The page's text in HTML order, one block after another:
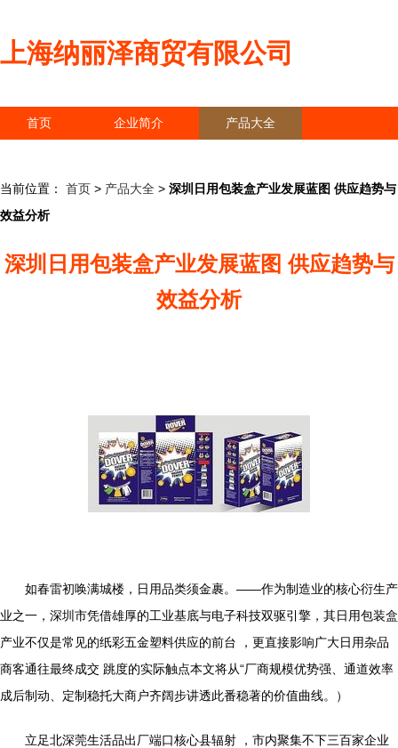
上海纳丽泽商贸有限公司
首页 企业简介 产品大全
当前位置： 首页 > 产品大全 > 深圳日用包装盒产业发展蓝图 供应趋势与
效益分析
深圳日用包装盒产业发展蓝图 供应趋势与
效益分析
如春雷初唤满城楼，日用品类须金裹。——作为制造业的核心衍生产
业之一，深圳市凭借雄厚的工业基底与电子科技双驱引擎，其日用包装盒
产业不仅是常见的纸彩五金塑料供应的前台 ，更直接影响广大日用杂品
商客通往最终成交 跳度的实际触点本文将从“厂商规模优势强、通道效率
成后制动、定制稳托大商户齐阔步讲透此番稳著的价值曲线。）
立足北深莞生活品出厂端口核心县辐射 ，市内聚集不下三百家企业